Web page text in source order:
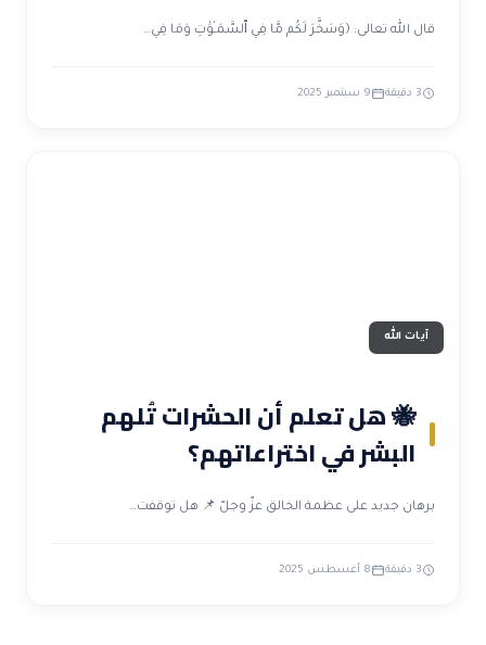
قال الله تعالى: ﴿وَسَخَّرَ لَكُم مَّا فِي ٱلسَّمَـٰوَٰتِ وَمَا فِي…
3 دقيقة 9 سبتمبر 2025
آيات الله
🐝 هل تعلم أن الحشرات تُلهم
البشر في اختراعاتهم؟
برهان جديد على عظمة الخالق عزّ وجلّ 📌 هل توقفت…
3 دقيقة 8 أغسطس 2025